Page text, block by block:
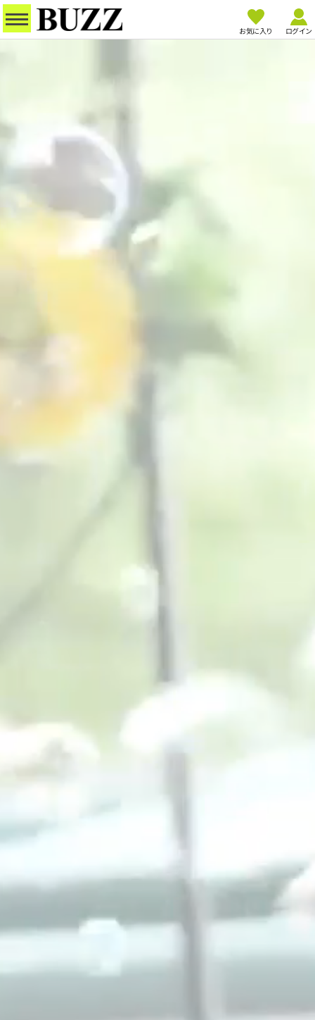
お気に入り ログイン